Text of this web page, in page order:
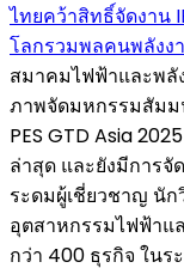
ไทยคว้าสิทธิ์จัดงาน
โลกรวมพลคนพลังง
สมาคมไฟฟ้าและพลั
ภาพจัดมหกรรมสัมม
PES GTD Asia
ล่าสุด และยังมีการ
ระดมผู้เชี่ยวชาญ นั
อุตสาหกรรมไฟฟ้าแ
กว่า 400 ธุรกิจ ในร